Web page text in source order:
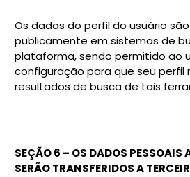
Os dados do perfil do usuário
publicamente em sistemas de
plataforma, sendo permitido ao
configuração para que seu perfil
resultados de busca de tais
SEÇÃO 6 – OS DADOS PESSOAIS
SERÃO TRANSFERIDOS A